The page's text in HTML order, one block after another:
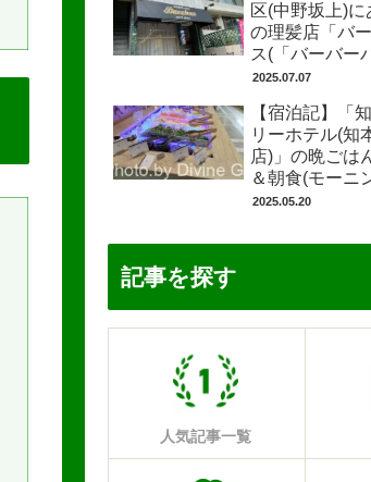
区(中野坂上)
の理髪店「バ
ス(「バーバー
2025.07.07
【宿泊記】「
リーホテル(知
店)」の晩ごは
＆朝食(モーニ
2025.05.20
記事を探す
人気記事一覧